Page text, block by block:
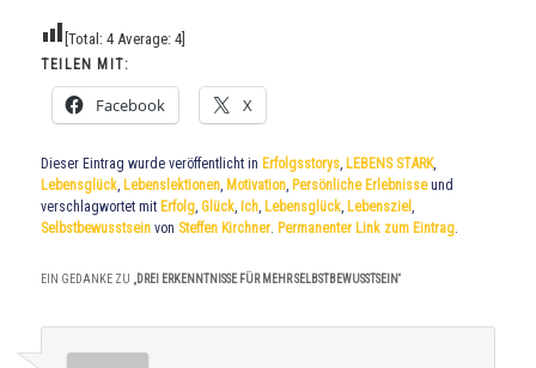
[Total:4 Average:4
TEILEN MIT:
Facebook X
Dieser Eintrag wurde veröffentlicht in Erfolgsstorys, LEBENS STARK,
Lebensglück, Lebenslektionen, Motivation, Persönliche Erlebnisseund
verschlagwortet mit Erfolg,Glück, Ich, Lebensglück, Lebensziel,
Selbstbewusstsein von Steffen Kirchner. Permanenter Link zum Eintrag.
EIN GEDANKE ZU „DREI ERKENNTNISSE FÜR MEHR SELBSTBEWUSSTSEIN“